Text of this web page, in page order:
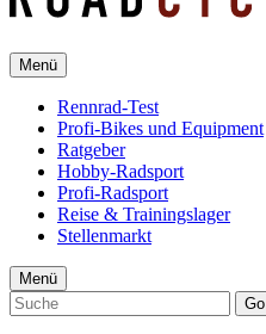
Menü
Rennrad-Test
Profi-Bikes und Equipment
Ratgeber
Hobby-Radsport
Profi-Radsport
Reise & Trainingslager
Stellenmarkt
Menü
Go